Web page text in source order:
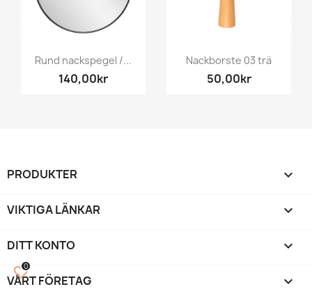
Rund nackspegel /...
140,00kr
Nackborste 03 trä
50,00kr
PRODUKTER 
VIKTIGA LÄNKAR 
DITT KONTO 
VÅRT FÖRETAG keyboard_arrow_down
favorite_border
0